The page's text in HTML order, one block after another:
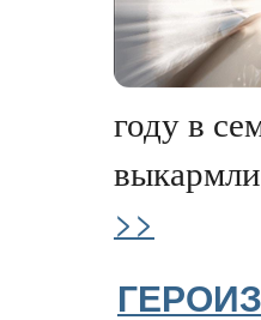
году в
>>